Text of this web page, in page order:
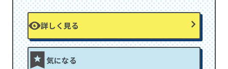
詳しく見る
気になる